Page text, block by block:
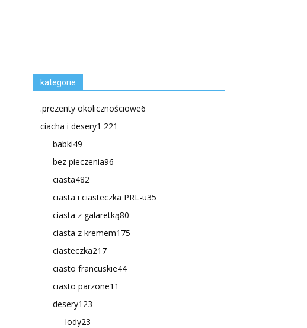
kategorie
.prezenty okolicznościowe6
ciacha i desery1 221
babki49
bez pieczenia96
ciasta482
ciasta i ciasteczka PRL-u35
ciasta z galaretką80
ciasta z kremem175
ciasteczka217
ciasto francuskie44
ciasto parzone11
desery123
lody23